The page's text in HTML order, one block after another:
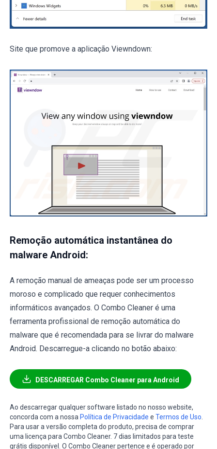
Site que promove a aplicação Viewndown:
Remoção automática instantânea do
malware Android:
A remoção manual de ameaças pode ser um processo
moroso e complicado que requer conhecimentos
informáticos avançados. O Combo Cleaner é uma
ferramenta profissional de remoção automática do
malware que é recomendada para se livrar do malware
Android. Descarregue-a clicando no botão abaixo:
DESCARREGAR Combo Cleaner para Android
Ao descarregar qualquer software listado no nosso website,
concorda com a nossa Política de Privacidade e Termos de Uso
Para usar a versão completa do produto, precisa de comprar
uma licença para Combo Cleaner. 7 dias limitados para teste
grátis disponível. O Combo Cleaner pertence e é operado por